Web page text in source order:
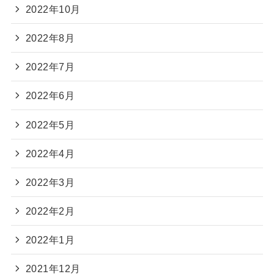
2022年10月
2022年8月
2022年7月
2022年6月
2022年5月
2022年4月
2022年3月
2022年2月
2022年1月
2021年12月